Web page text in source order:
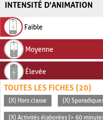
INTENSITÉ D'ANIMATION
Faible
Moyenne
Élevée
TOUTES LES FICHES (20)
(X) Hors classe (X)
(X) Activités élaborées (> 60